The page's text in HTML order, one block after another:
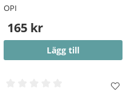
OPI
165 kr
Lägg till